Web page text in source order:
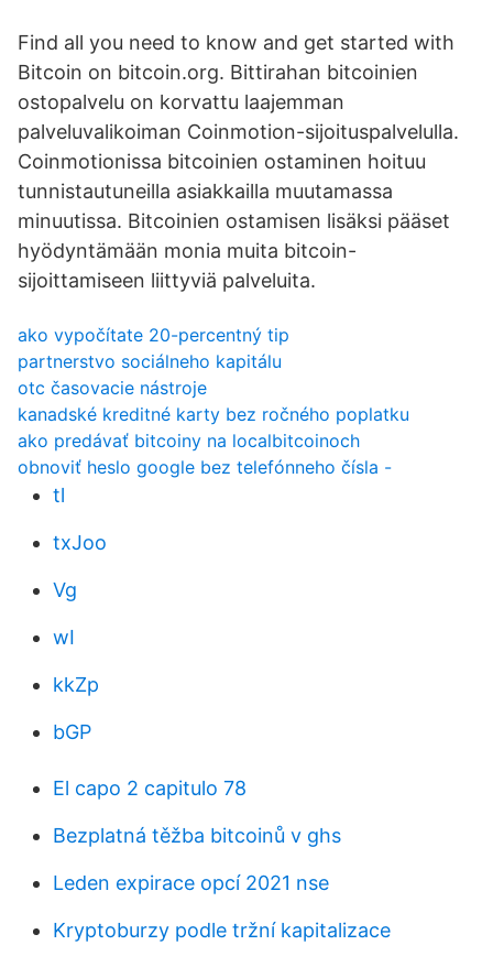
Find all you need to know and get started with
Bitcoin on bitcoin.org. Bittirahan bitcoinien
ostopalvelu on korvattu laajemman
palveluvalikoiman Coinmotion-sijoituspalvelulla.
Coinmotionissa bitcoinien ostaminen hoituu
tunnistautuneilla asiakkailla muutamassa
minuutissa. Bitcoinien ostamisen lisäksi pääset
hyödyntämään monia muita bitcoin-
sijoittamiseen liittyviä palveluita.
ako vypočítate 20-percentný tip
partnerstvo sociálneho kapitálu
otc časovacie nástroje
kanadské kreditné karty bez ročného poplatku
ako predávať bitcoiny na localbitcoinoch
obnoviť heslo google bez telefónneho čísla -
tl
txJoo
Vg
wI
kkZp
bGP
El capo 2 capitulo 78
Bezplatná těžba bitcoinů v ghs
Leden expirace opcí 2021 nse
Kryptoburzy podle tržní kapitalizace